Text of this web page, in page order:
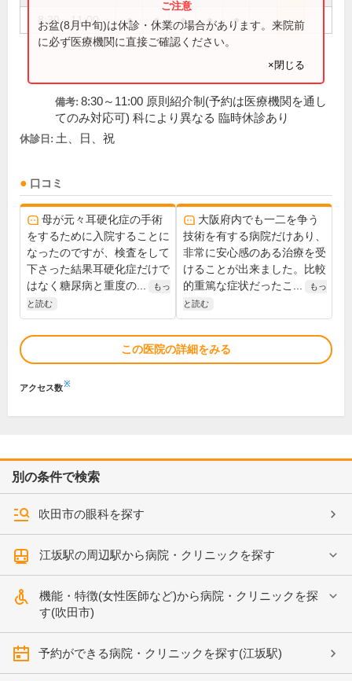
8:30～11:00 ● ● ● ● ●
お盆(8月中旬)は休診・休業の場合があります。来院前
に必ず医療機関に直接ご確認ください。
×閉じる
備考: 8:30～11:00 原則紹介制(予約は医療機関を通し
てのみ対応可) 科により異なる 臨時休診あり
休診日: 土、日、祝
口コミ
母が元々耳硬化症の手術
をするために入院することに
なったのですが、検査をして
下さった結果耳硬化症だけで
はなく糖尿病と重度の...
もっ
と読む
大阪府内でも一二を争う
技術を有する病院だけあり、
非常に安心感のある治療を受
けることが出来ました。比較
的重篤な症状だったこ...
もっ
と読む
この医院の詳細をみる
アクセス数※
別の条件で検索
吹田市の眼科を探す
江坂駅の周辺駅から病院・クリニックを探す
機能・特徴(女性医師など)から病院・クリニックを探
す(吹田市)
予約ができる病院・クリニックを探す(江坂駅)